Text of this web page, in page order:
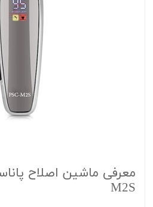
معرفی ماشین اصلاح
M2S